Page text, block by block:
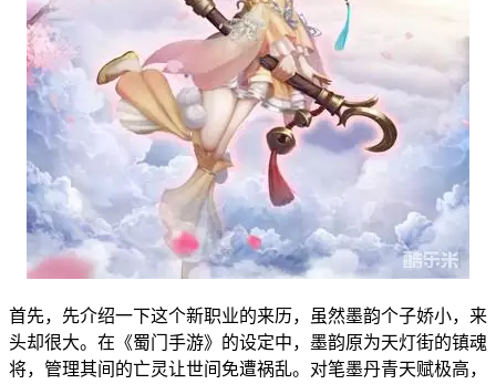
首先，先介绍一下这个新职业的来历，虽然墨韵个子娇小，来
头却很大。在《蜀门手游》的设定中，墨韵原为天灯街的镇魂
将，管理其间的亡灵让世间免遭祸乱。对笔墨丹青天赋极高，